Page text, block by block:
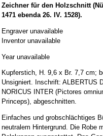
Zeichner für den Holzschnitt
1471 ebenda 26. IV. 1528).
Engraver unavailable
Inventor unavailable
Year unavailable
Kupferstich, H. 9,6 x Br. 7,7 cm;
Unsigniert. Inschrift: ALBERTUS
NORICUS INTER (Pictores
Princeps), abgeschnitten.
Einfaches und grobschlächtiges
neutralem Hintergrund. Die Robe